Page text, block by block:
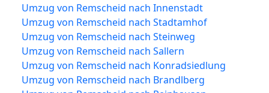
Umzug von Remscheid nach Innenstadt
Umzug von Remscheid nach Stadtamhof
Umzug von Remscheid nach Steinweg
Umzug von Remscheid nach Sallern
Umzug von Remscheid nach Konradsiedlung
Umzug von Remscheid nach Brandlberg